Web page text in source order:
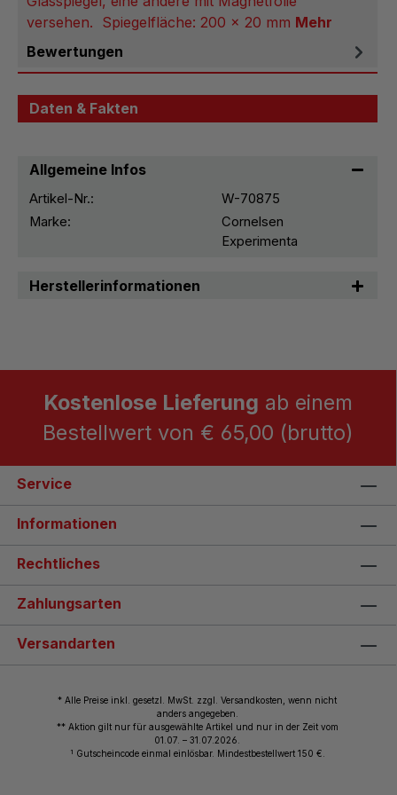
versehen. Spiegelfläche: 200 x 20 mm Mehr
Bewertungen
Daten & Fakten
Allgemeine Infos
Artikel-Nr.:
W-70875
Marke:
Cornelsen
Experimenta
Herstellerinformationen
Kostenlose Lieferung ab einem
Bestellwert von € 65,00 (brutto)
Service
Informationen
Rechtliches
Zahlungsarten
Versandarten
* Alle Preise inkl. gesetzl. MwSt. zzgl. Versandkosten, wenn nicht
anders angegeben.
** Aktion gilt nur für ausgewählte Artikel und nur in der Zeit vom
01.07. – 31.07.2026.
1 Gutscheincode einmal einlösbar. Mindestbestellwert 150 €.